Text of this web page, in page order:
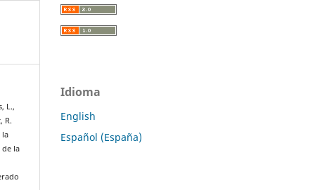
L.,
R.
la
de la
Idioma
English
Español (España)